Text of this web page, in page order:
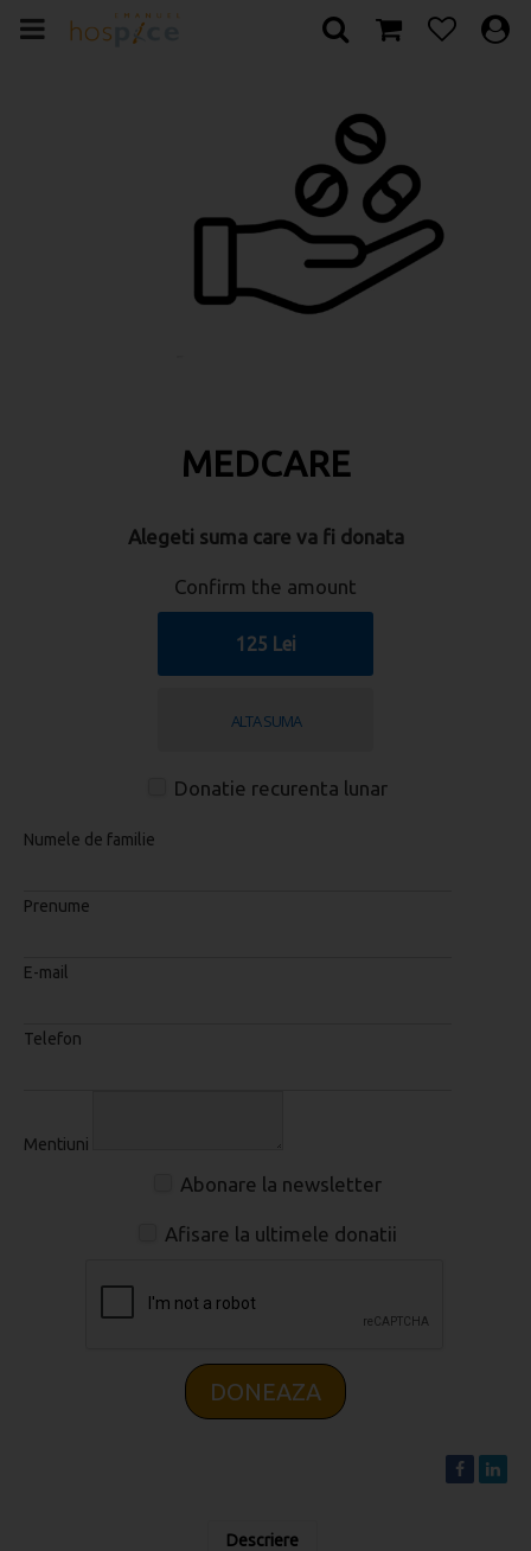
MEDCARE
Alegeti suma care va fi donata
Confirm the amount
125 Lei
Donatie recurenta lunar
Numele de familie
Prenume
E-mail
Telefon
Mentiuni
Abonare la newsletter
Afisare la ultimele donatii
DONEAZA
Descriere